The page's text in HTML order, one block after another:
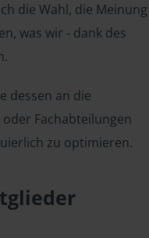
die Wahl, die Meinung
was wir - dank des
dessen an die
Fachabteilungen
zu optimieren.